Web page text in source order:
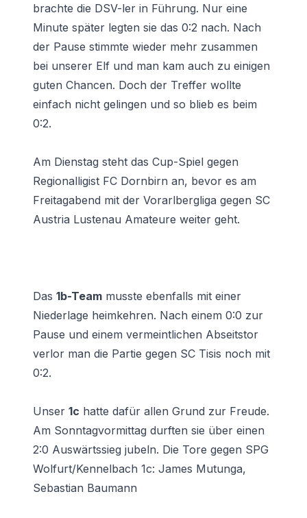
brachte die DSV-ler in Führung. Nur eine
Minute später legten sie das 0:2 nach. Nach
der Pause stimmte wieder mehr zusammen
bei unserer Elf und man kam auch zu einigen
guten Chancen. Doch der Treffer wollte
einfach nicht gelingen und so blieb es beim
0:2.
Am Dienstag steht das Cup-Spiel gegen
Regionalligist FC Dornbirn an, bevor es am
Freitagabend mit der Vorarlbergliga gegen SC
Austria Lustenau Amateure weiter geht.
Das 1b-Team musste ebenfalls mit einer
Niederlage heimkehren. Nach einem 0:0 zur
Pause und einem vermeintlichen Abseitstor
verlor man die Partie gegen SC Tisis noch mit
0:2.
Unser 1c hatte dafür allen Grund zur Freude.
Am Sonntagvormittag durften sie über einen
2:0 Auswärtssieg jubeln. Die Tore gegen SPG
Wolfurt/Kennelbach 1c: James Mutunga,
Sebastian Baumann